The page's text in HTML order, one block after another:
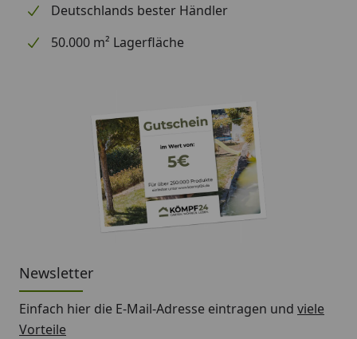
Deutschlands bester Händler
50.000 m² Lagerfläche
Newsletter
Einfach hier die E-Mail-Adresse eintragen und viele
Vorteile